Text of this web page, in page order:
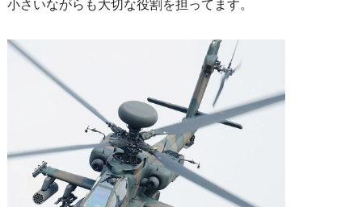
小さいながらも大切な役割を担ってます。